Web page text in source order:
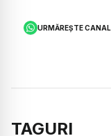
URMĂREȘTE
TAGURI